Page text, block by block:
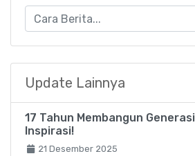
Update Lainnya
17 Tahun Membangun
Inspirasi!
21 Desember 2025